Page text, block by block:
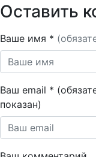
Оставить
Ваше имя *
Ваш email *
показан)